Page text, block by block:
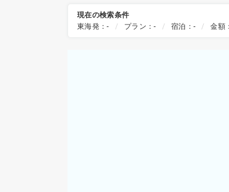
現在の検索条件
東海発：-
プラン：- 宿泊：- 金額